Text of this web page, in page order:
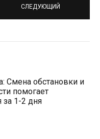
СЛЕДУЮЩИЙ
Смена обстановки и
помогает
за 1-2 дня